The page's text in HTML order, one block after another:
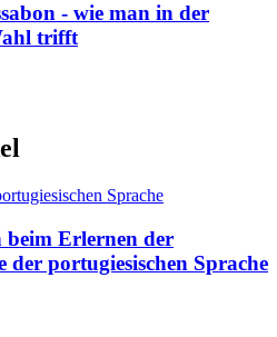
- wie man in der
trifft
beim Erlernen der
der portugiesischen Sprache